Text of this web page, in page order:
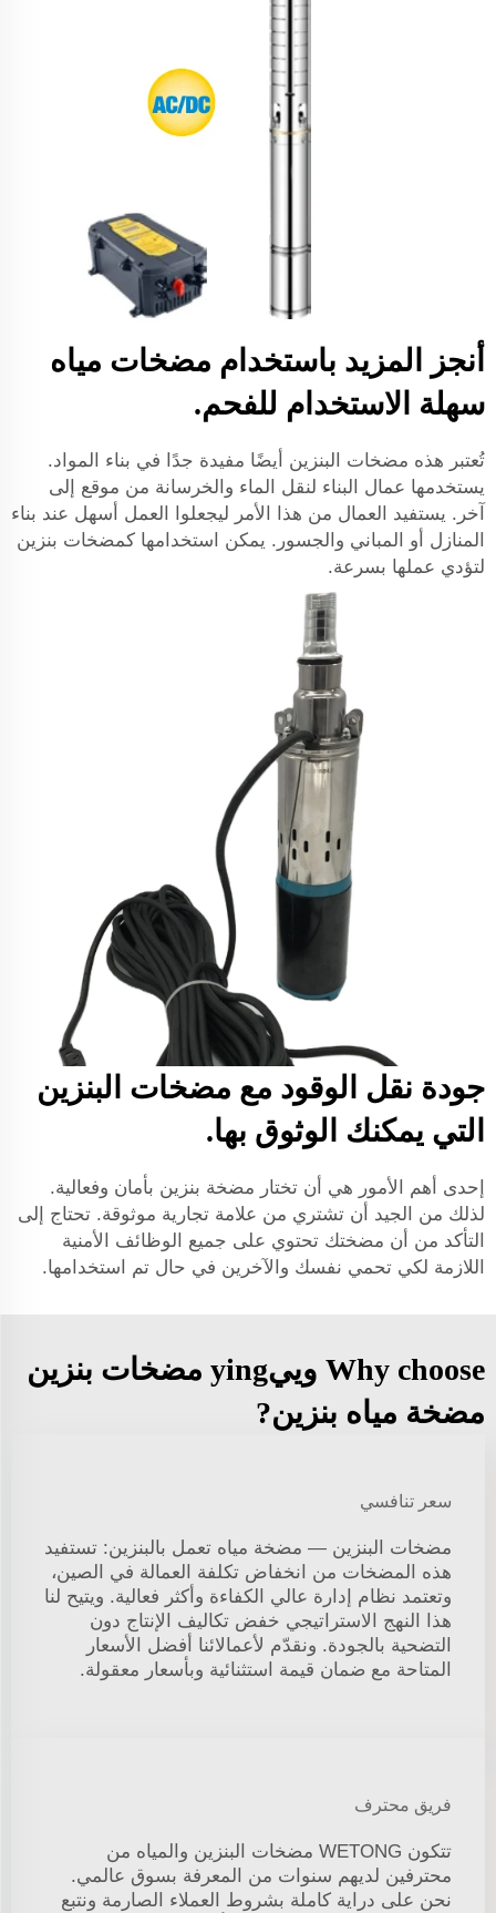
أنجز المزيد باستخدام مضخات مياه
سهلة الاستخدام للفحم.
تُعتبر هذه مضخات البنزين أيضًا مفيدة جدًا في بناء المواد.
يستخدمها عمال البناء لنقل الماء والخرسانة من موقع إلى
آخر. يستفيد العمال من هذا الأمر ليجعلوا العمل أسهل عند بناء
المنازل أو المباني والجسور. يمكن استخدامها كمضخات بنزين
لتؤدي عملها بسرعة.
جودة نقل الوقود مع مضخات البنزين
التي يمكنك الوثوق بها.
إحدى أهم الأمور هي أن تختار مضخة بنزين بأمان وفعالية.
لذلك من الجيد أن تشتري من علامة تجارية موثوقة. تحتاج إلى
التأكد من أن مضختك تحتوي على جميع الوظائف الأمنية
اللازمة لكي تحمي نفسك والآخرين في حال تم استخدامها.
Why choose وييying مضخات بنزين
مضخة مياه بنزين?
سعر تنافسي
مضخات البنزين — مضخة مياه تعمل بالبنزين: تستفيد
هذه المضخات من انخفاض تكلفة العمالة في الصين،
وتعتمد نظام إدارة عالي الكفاءة وأكثر فعالية. ويتيح لنا
هذا النهج الاستراتيجي خفض تكاليف الإنتاج دون
التضحية بالجودة. ونقدّم لأعمالائنا أفضل الأسعار
المتاحة مع ضمان قيمة استثنائية وبأسعار معقولة.
فريق محترف
تتكون WETONG مضخات البنزين والمياه من
محترفين لديهم سنوات من المعرفة بسوق عالمي.
نحن على دراية كاملة بشروط العملاء الصارمة ونتبع